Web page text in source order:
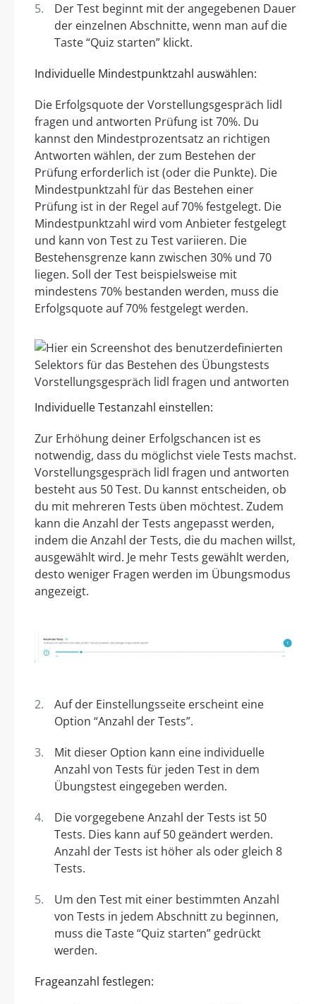
Der Test beginnt mit der angegebenen Dauer
der einzelnen Abschnitte, wenn man auf die
Taste “Quiz starten” klickt.
Individuelle Mindestpunktzahl auswählen:
Die Erfolgsquote der Vorstellungsgespräch lidl
fragen und antworten Prüfung ist 70%. Du
kannst den Mindestprozentsatz an richtigen
Antworten wählen, der zum Bestehen der
Prüfung erforderlich ist (oder die Punkte). Die
Mindestpunktzahl für das Bestehen einer
Prüfung ist in der Regel auf 70% festgelegt. Die
Mindestpunktzahl wird vom Anbieter festgelegt
und kann von Test zu Test variieren. Die
Bestehensgrenze kann zwischen 30% und 70
liegen. Soll der Test beispielsweise mit
mindestens 70% bestanden werden, muss die
Erfolgsquote auf 70% festgelegt werden.
Individuelle Testanzahl einstellen:
Zur Erhöhung deiner Erfolgschancen ist es
notwendig, dass du möglichst viele Tests machst.
Vorstellungsgespräch lidl fragen und antworten
besteht aus 50 Test. Du kannst entscheiden, ob
du mit mehreren Tests üben möchtest. Zudem
kann die Anzahl der Tests angepasst werden,
indem die Anzahl der Tests, die du machen willst,
ausgewählt wird. Je mehr Tests gewählt werden,
desto weniger Fragen werden im Übungsmodus
angezeigt.
Auf der Einstellungsseite erscheint eine
Option “Anzahl der Tests”.
Mit dieser Option kann eine individuelle
Anzahl von Tests für jeden Test in dem
Übungstest eingegeben werden.
Die vorgegebene Anzahl der Tests ist 50
Tests. Dies kann auf 50 geändert werden.
Anzahl der Tests ist höher als oder gleich 8
Tests.
Um den Test mit einer bestimmten Anzahl
von Tests in jedem Abschnitt zu beginnen,
muss die Taste “Quiz starten” gedrückt
werden.
Frageanzahl festlegen: